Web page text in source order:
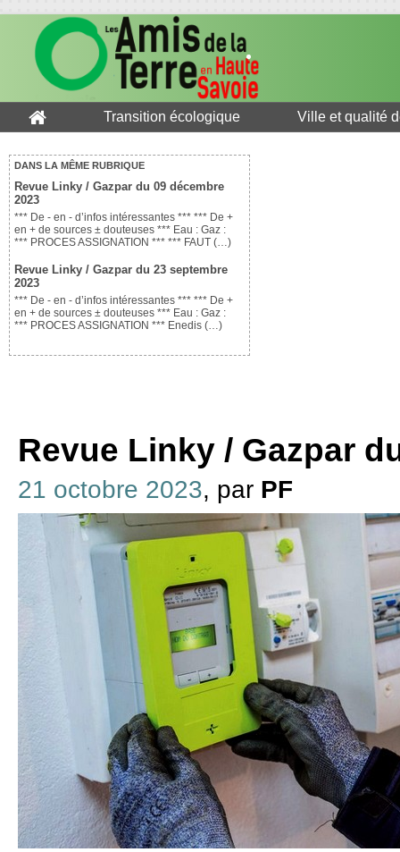
Transition écologique Ville et qualité
DANS LA MÊME RUBRIQUE
Revue Linky / Gazpar du 09 décembre
2023
*** De - en - d’infos intéressantes *** *** De +
en + de sources ± douteuses *** Eau : Gaz :
*** PROCES ASSIGNATION *** *** FAUT (…)
Revue Linky / Gazpar du 23 septembre
2023
*** De - en - d’infos intéressantes *** *** De +
en + de sources ± douteuses *** Eau : Gaz :
*** PROCES ASSIGNATION *** Enedis (…)
Revue Linky / Gazpar
21 octobre 2023, par PF